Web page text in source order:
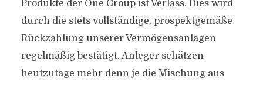
Produkte der One Group ist Verlass. Dies wird
durch die stets vollständige, prospektgemäße
Rückzahlung unserer Vermögensanlagen
regelmäßig bestätigt. Anleger schätzen
heutzutage mehr denn je die Mischung aus